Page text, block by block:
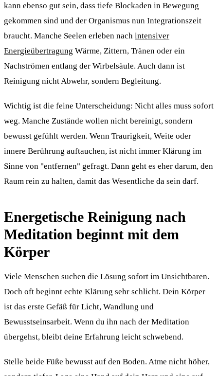
kann ebenso gut sein, dass tiefe Blockaden in Bewegung
gekommen sind und der Organismus nun Integrationszeit
braucht. Manche Seelen erleben nach intensiver
Energieübertragung Wärme, Zittern, Tränen oder ein
Nachströmen entlang der Wirbelsäule. Auch dann ist
Reinigung nicht Abwehr, sondern Begleitung.
Wichtig ist die feine Unterscheidung: Nicht alles muss sofort
weg. Manche Zustände wollen nicht bereinigt, sondern
bewusst gefühlt werden. Wenn Traurigkeit, Weite oder
innere Berührung auftauchen, ist nicht immer Klärung im
Sinne von "entfernen" gefragt. Dann geht es eher darum, den
Raum rein zu halten, damit das Wesentliche da sein darf.
Energetische Reinigung nach
Meditation beginnt mit dem
Körper
Viele Menschen suchen die Lösung sofort im Unsichtbaren.
Doch oft beginnt echte Klärung sehr schlicht. Dein Körper
ist das erste Gefäß für Licht, Wandlung und
Bewusstseinsarbeit. Wenn du ihn nach der Meditation
übergehst, bleibt deine Erfahrung leicht schwebend.
Stelle beide Füße bewusst auf den Boden. Atme nicht höher,